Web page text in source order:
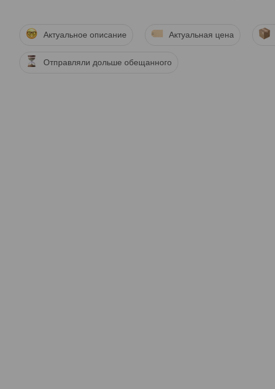
Актуальное описание Актуальная цена
Отправляли дольше обещанного